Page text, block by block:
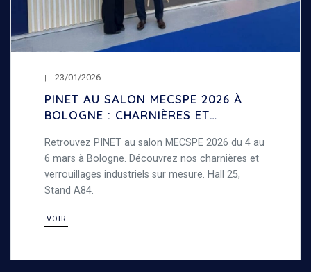
23/01/2026
PINET AU SALON MECSPE 2026 À
BOLOGNE : CHARNIÈRES ET
Retrouvez PINET au salon MECSPE 2026 du 4 au
6 mars à Bologne. Découvrez nos charnières et
verrouillages industriels sur mesure. Hall 25,
Stand A84.
VOIR